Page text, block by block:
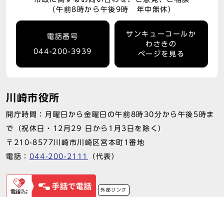
（午前8時から午後9時 年中無休）
電話番号
044-200-3939
サンキューコールか
わさきの
ページを見る
川崎市役所
開庁時間：月曜日から金曜日の午前8時30分から午後5時ま
で（祝休日・12月29 日から1月3日を除く）
〒210-8577川崎市川崎区宮本町1番地
電話： 044-200-2111 （代表）
外部リンク